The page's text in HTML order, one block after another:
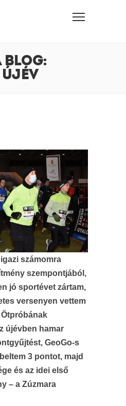
BLOG:
számomra
szempontjából,
jó sportévet zártam,
versenyen vettem
újévben hamar
GeoGo-s
3 pontot, majd
és az idei első
– a Zúzmara